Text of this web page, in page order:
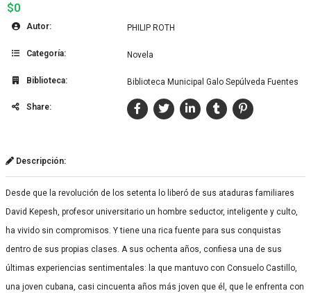
$0
Autor: PHILIP ROTH
Categoría: Novela
Biblioteca: Biblioteca Municipal Galo Sepúlveda Fuentes
Share:
Descripción:
Desde que la revolución de los setenta lo liberó de sus ataduras familiares
David Kepesh, profesor universitario un hombre seductor, inteligente y culto,
ha vivido sin compromisos. Y tiene una rica fuente para sus conquistas
dentro de sus propias clases. A sus ochenta años, confiesa una de sus
últimas experiencias sentimentales: la que mantuvo con Consuelo Castillo,
una joven cubana, casi cincuenta años más joven que él, que le enfrenta con